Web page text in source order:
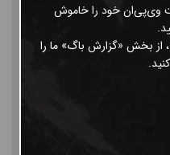
وی‌پی‌ان خود را خاموش
از بخش «گزارش باگ» ما را